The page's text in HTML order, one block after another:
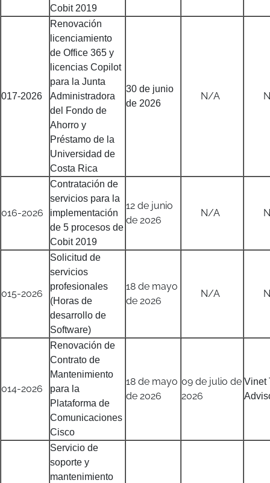
Cobit 2019
017-2026
Renovación
licenciamiento
de Office 365 y
licencias Copilot
para la Junta
Administradora
del Fondo de
Ahorro y
Préstamo de la
Universidad de
Costa Rica
30 de junio
de 2026
N/A
016-2026
Contratación de
servicios para la
implementación
de 5 procesos de
Cobit 2019
12 de junio
de 2026
N/A
015-2026
Solicitud de
servicios
profesionales
(Horas de
desarrollo de
Software)
18 de mayo
de 2026
N/A
014-2026
Renovación de
Contrato de
Mantenimiento
para la
Plataforma de
Comunicaciones
Cisco
18 de mayo
de 2026
09 de julio de
2026
Vinet
Servicio de
soporte y
mantenimiento